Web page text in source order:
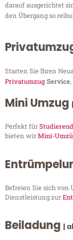
darauf ausgerichtet
den Übergang so
Starten Sie Ihren
PrivatumzugService
Mini Umzug
Perfekt für
bieten wirMini-
Befreien Sie sich von
Dienstleistung zur
Beiladung |